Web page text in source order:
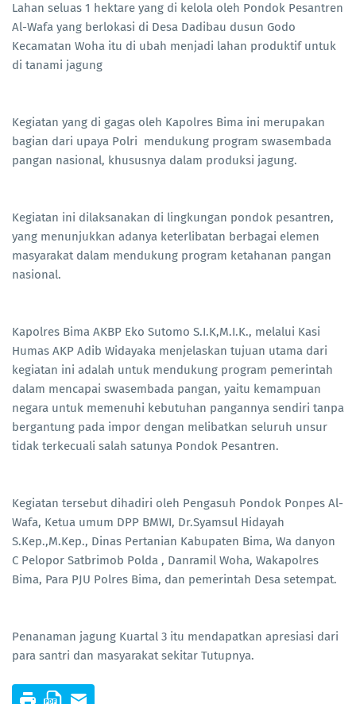
Lahan seluas 1 hektare yang di kelola oleh Pondok Pesantren
Al-Wafa yang berlokasi di Desa Dadibau dusun Godo
Kecamatan Woha itu di ubah menjadi lahan produktif untuk
di tanami jagung
Kegiatan yang di gagas oleh Kapolres Bima ini merupakan
bagian dari upaya Polri mendukung program swasembada
pangan nasional, khususnya dalam produksi jagung.
Kegiatan ini dilaksanakan di lingkungan pondok pesantren,
yang menunjukkan adanya keterlibatan berbagai elemen
masyarakat dalam mendukung program ketahanan pangan
nasional.
Kapolres Bima AKBP Eko Sutomo S.I.K,M.I.K., melalui Kasi
Humas AKP Adib Widayaka menjelaskan tujuan utama dari
kegiatan ini adalah untuk mendukung program pemerintah
dalam mencapai swasembada pangan, yaitu kemampuan
negara untuk memenuhi kebutuhan pangannya sendiri tanpa
bergantung pada impor dengan melibatkan seluruh unsur
tidak terkecuali salah satunya Pondok Pesantren.
Kegiatan tersebut dihadiri oleh Pengasuh Pondok Ponpes Al-
Wafa, Ketua umum DPP BMWI, Dr.Syamsul Hidayah
S.Kep.,M.Kep., Dinas Pertanian Kabupaten Bima, Wa danyon
C Pelopor Satbrimob Polda , Danramil Woha, Wakapolres
Bima, Para PJU Polres Bima, dan pemerintah Desa setempat.
Penanaman jagung Kuartal 3 itu mendapatkan apresiasi dari
para santri dan masyarakat sekitar Tutupnya.